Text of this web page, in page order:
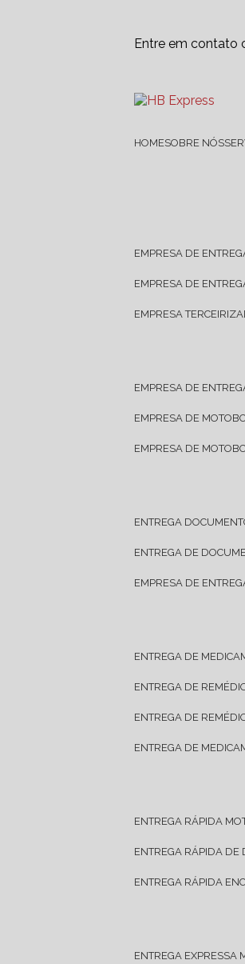
Entre em contato
HOME SOBRE NÓS
EMPRESA DE
EMPRESA DE
EMPRESA
EMPRESA DE
EMPRESA DE
EMPRESA DE
ENTREGA
ENTREGA DE
EMPRESA DE
ENTREGA DE
ENTREGA DE
ENTREGA DE
ENTREGA DE
ENTREGA RÁPIDA
ENTREGA RÁPIDA
ENTREGA RÁPIDA
ENTREGA EXPRESSA